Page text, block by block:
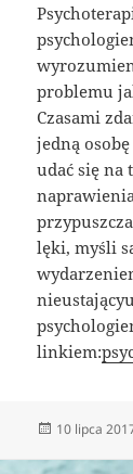
problemu
Czasami
jedną
udać się na
lęki, myśli
linkiem:
Data
10 lipca